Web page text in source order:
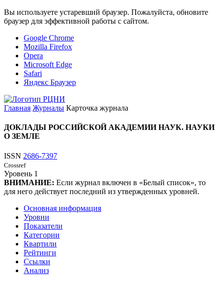
Вы используете устаревший браузер. Пожалуйста, обновите
браузер для эффективной работы с сайтом.
Google Chrome
Mozilla Firefox
Opera
Microsoft Edge
Safari
Яндекс Браузер
Главная Журналы Карточка журнала
ДОКЛАДЫ РОССИЙСКОЙ АКАДЕМИИ НАУК. НАУКИ
О ЗЕМЛЕ
ISSN 2686-7397
Crossref
Уровень 1
ВНИМАНИЕ: Если журнал включен в «Белый список», то
для него действует последний из утвержденных уровней.
Основная информация
Уровни
Показатели
Категории
Квартили
Рейтинги
Ссылки
Анализ